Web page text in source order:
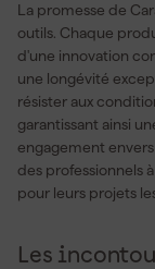
La promesse de
outils. Chaque
d'une innovation
une longévité
résister aux
garantissant ainsi
engagement
des professionnels
pour leurs projets
Les